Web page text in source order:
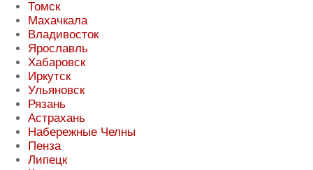
Томск
Махачкала
Владивосток
Ярославль
Хабаровск
Иркутск
Ульяновск
Рязань
Астрахань
Набережные Челны
Пенза
Липецк